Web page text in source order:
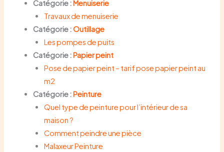
Catégorie :Menuiserie
Travaux de menuiserie
Catégorie :Outillage
Les pompes de puits
Catégorie :Papier peint
Pose de papier peint – tarif pose papier peint au
m2
Catégorie :Peinture
Quel type de peinture pour l’intérieur de sa
maison ?
Comment peindre une pièce
Malaxeur Peinture